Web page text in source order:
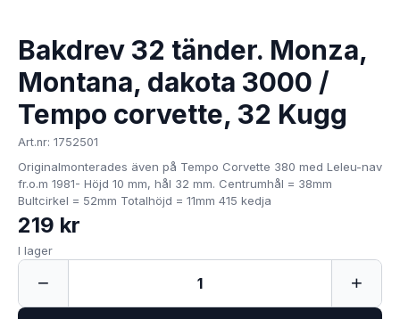
Bakdrev 32 tänder. Monza,
Montana, dakota 3000 /
Tempo corvette, 32 Kugg
Art.nr: 1752501
Originalmonterades även på Tempo Corvette 380 med Leleu-nav
fr.o.m 1981- Höjd 10 mm, hål 32 mm. Centrumhål = 38mm
Bultcirkel = 52mm Totalhöjd = 11mm 415 kedja
219 kr
I lager
− 1 +